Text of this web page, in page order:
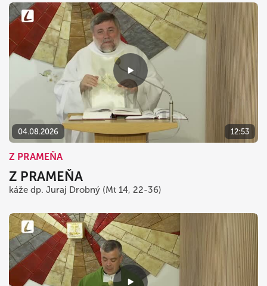
04.08.2026 12:53
Z PRAMEŇA
Z PRAMEŇA
káže dp. Juraj Drobný (Mt 14, 22-36)